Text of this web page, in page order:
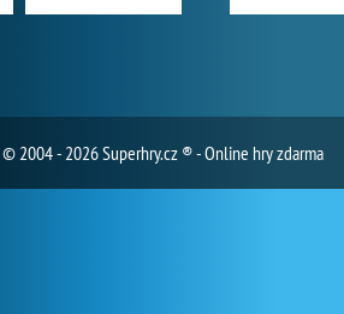
© 2004 - 2026 Superhry.cz ® - Online hry zdarma